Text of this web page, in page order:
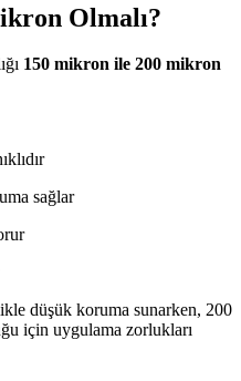
Olmalı?
150 mikron ile 200 mikron
sağlar
düşük koruma sunarken, 200
için uygulama zorlukları